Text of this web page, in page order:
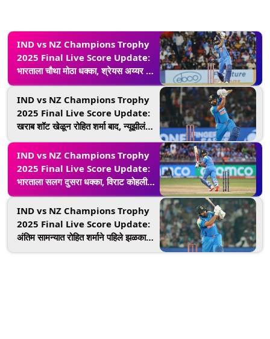
IND vs NZ Champions Trophy
2025 Final Live Score Update:
भारताला चौथा मोठा धक्का, श्रेयस अय्यर 48
धावा करुन बाद
IND vs NZ Champions Trophy
2025 Final Live Score Update:
खराब शॉट खेळून रोहित शर्मा बाद, न्यूझीलंडने
तीन विकेट घेत केले पुनरागमन
IND vs NZ Champions Trophy
2025 Final Live Score Update:
भारताला सलग दुसरा धक्का, विराट कोहली
शुन्यावर बाद; स्टेडियममध्ये शांतता
IND vs NZ Champions Trophy
2025 Final Live Score Update:
अंतिम सामन्यात रोहित शर्माने पहिले झळकावले